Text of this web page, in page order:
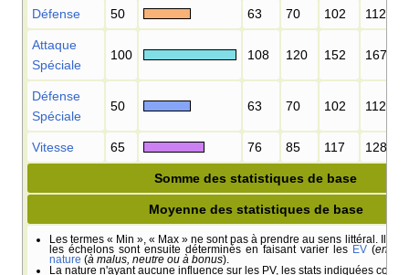
Défense 50 63 70 102 112
Attaque
Spéciale
100 108 120 152 167
Défense
Spéciale
50 63 70 102 112
Vitesse 65 76 85 117 128
Somme des statistiques de base
Moyenne des statistiques de base
Les termes « Min », « Max » ne sont pas à prendre au sens littéral. Il
les échelons sont ensuite déterminés en faisant varier les EV(entre
nature (à malus, neutre ou à bonus).
La nature n'ayant aucune influence sur les PV, les stats indiquées